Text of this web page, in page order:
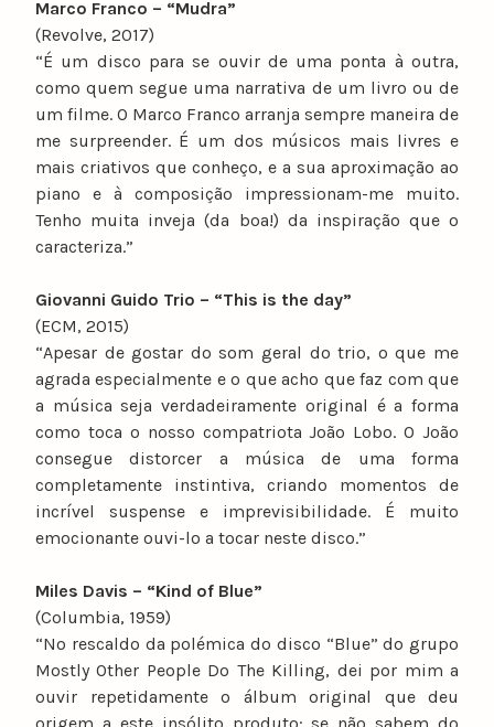
Marco Franco – “Mudra”
(Revolve, 2017)
“É um disco para se ouvir de uma ponta à outra,
como quem segue uma narrativa de um livro ou de
um filme. O Marco Franco arranja sempre maneira de
me surpreender. É um dos músicos mais livres e
mais criativos que conheço, e a sua aproximação ao
piano e à composição impressionam-me muito.
Tenho muita inveja (da boa!) da inspiração que o
caracteriza.”
Giovanni Guido Trio – “This is the day”
(ECM, 2015)
“Apesar de gostar do som geral do trio, o que me
agrada especialmente e o que acho que faz com que
a música seja verdadeiramente original é a forma
como toca o nosso compatriota João Lobo. O João
consegue distorcer a música de uma forma
completamente instintiva, criando momentos de
incrível suspense e imprevisibilidade. É muito
emocionante ouvi-lo a tocar neste disco.”
Miles Davis – “Kind of Blue”
(Columbia, 1959)
“No rescaldo da polémica do disco “Blue” do grupo
Mostly Other People Do The Killing, dei por mim a
ouvir repetidamente o álbum original que deu